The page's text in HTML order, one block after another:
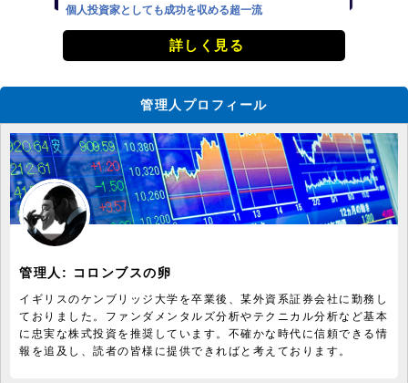
個人投資家としても成功を収める超一流
詳しく見る
管理人プロフィール
管理人: コロンブスの卵
イギリスのケンブリッジ大学を卒業後、某外資系証券会社に勤務し
ておりました。ファンダメンタルズ分析やテクニカル分析など基本
に忠実な株式投資を推奨しています。不確かな時代に信頼できる情
報を追及し、読者の皆様に提供できればと考えております。